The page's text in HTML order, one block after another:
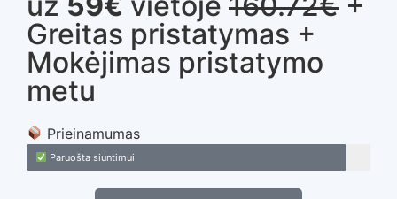
Greitas pristatymas +
Mokėjimas pristatymo
metu
Prieinamumas
Paruošta siuntimui